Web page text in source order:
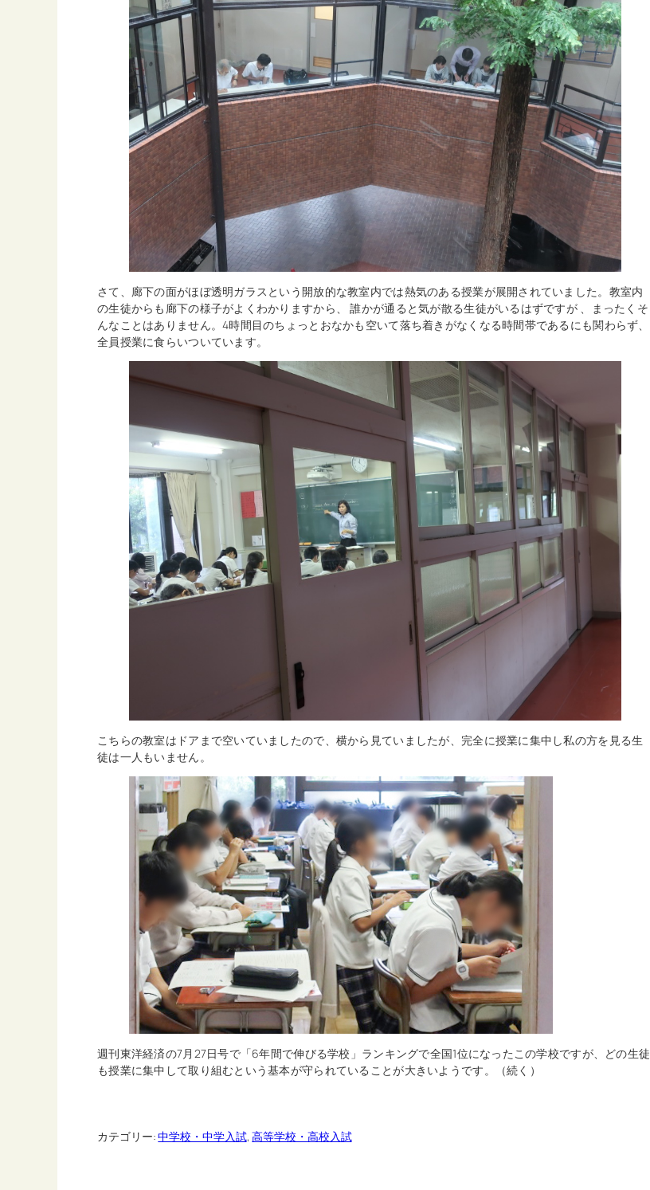
さて、廊下の面がほぼ透明ガラスという開放的な教室内では熱気のある授業が展開されていました。教室内
の生徒からも廊下の様子がよくわかりますから、 誰かが通ると気が散る生徒がいるはずですが 、まったくそ
んなことはありません。4時間目のちょっとおなかも空いて落ち着きがなくなる時間帯であるにも関わらず、
全員授業に食らいついています。
こちらの教室はドアまで空いていましたので、横から見ていましたが、完全に授業に集中し私の方を見る生
徒は一人もいません。
週刊東洋経済の7月27日号で「6年間で伸びる学校」ランキングで全国1位になったこの学校ですが、どの生徒
も授業に集中して取り組むという基本が守られていることが大きいようです。（続く）
カテゴリー:中学校・中学入試, 高等学校・高校入試